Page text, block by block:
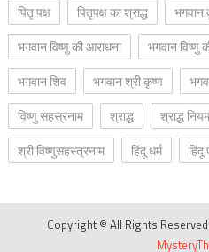
पितृ पक्ष
पितृपक्ष का श्राद्ध भगवान
भगवान विष्णु की आराधना
भगवान विष्णु
भगवान शिव
भगवान श्री कृष्ण
विष्णु सहस्रनाम
श्राद्ध श्राद्ध नियम
श्री विष्णुसहस्त्रनाम
हिंदू धर्म हिंदू
Copyright © All Rights